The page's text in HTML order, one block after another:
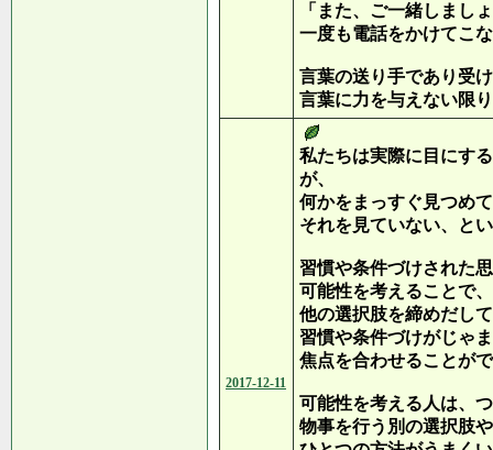
「また、ご一緒しまし
一度も電話をかけてこ
言葉の送り手であり受
言葉に力を与えない限
2017-12-11
私たちは実際に目にす
が、
何かをまっすぐ見つめ
それを見ていない、と
習慣や条件づけされた
可能性を考えることで
他の選択肢を締めだし
習慣や条件づけがじゃ
焦点を合わせることが
可能性を考える人は、
物事を行う別の選択肢